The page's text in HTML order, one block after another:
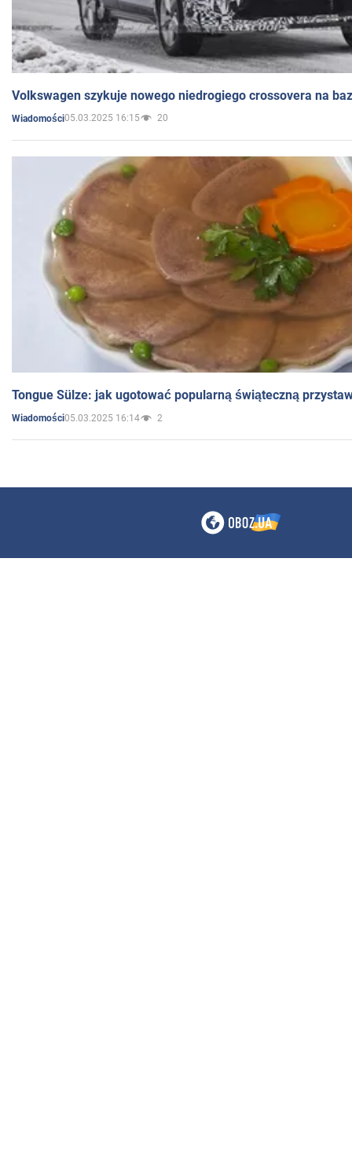
Volkswagen szykuje nowego niedrogiego crossovera na
Wiadomości05.03.2025 16:15 20
Tongue Sülze: jak ugotować popularną świąteczną
Wiadomości05.03.2025 16:14 2